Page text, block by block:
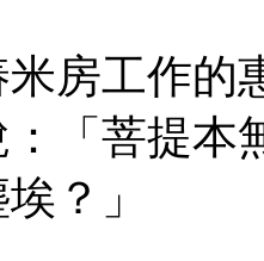
工作的
「菩提本
？」